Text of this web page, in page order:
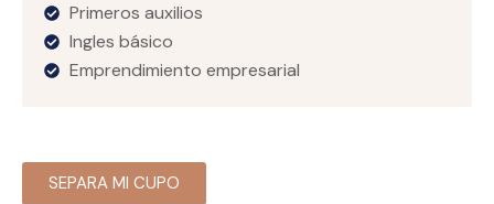
Primeros auxilios
Ingles básico
Emprendimiento empresarial
SEPARA MI CUPO